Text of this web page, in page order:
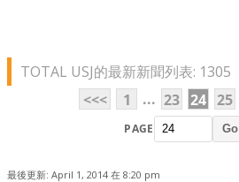
TOTAL USJ的最新新聞列表: 1305
<<<
1 ... 23 24 25
PAGE Go
最後更新: April 1, 2014 在 8:20 pm